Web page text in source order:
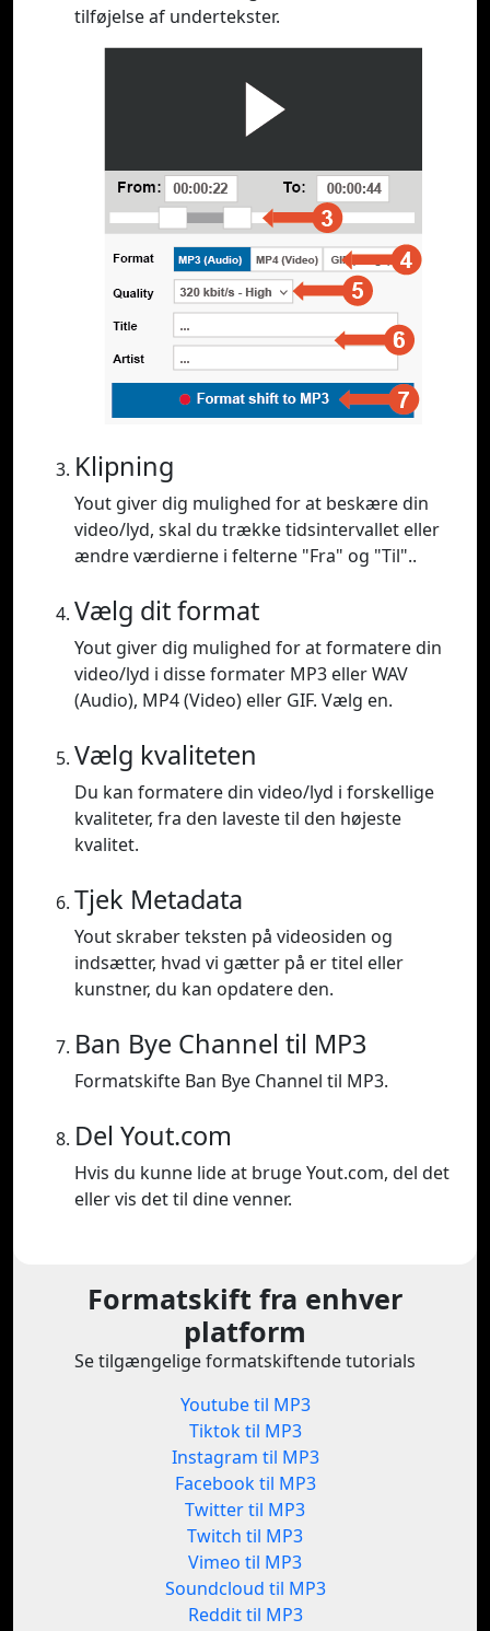
tilføjelse af undertekster.
Klipning
Yout giver dig mulighed for at beskære din
video/lyd, skal du trække tidsintervallet eller
ændre værdierne i felterne "Fra" og "Til"..
Vælg dit format
Yout giver dig mulighed for at formatere din
video/lyd i disse formater MP3 eller WAV
(Audio), MP4 (Video) eller GIF. Vælg en.
Vælg kvaliteten
Du kan formatere din video/lyd i forskellige
kvaliteter, fra den laveste til den højeste
kvalitet.
Tjek Metadata
Yout skraber teksten på videosiden og
indsætter, hvad vi gætter på er titel eller
kunstner, du kan opdatere den.
Ban Bye Channel til MP3
Formatskifte Ban Bye Channel til MP3.
Del Yout.com
Hvis du kunne lide at bruge Yout.com, del det
eller vis det til dine venner.
Formatskift fra enhver
platform
Se tilgængelige formatskiftende tutorials
Youtube til MP3
Tiktok til MP3
Instagram til MP3
Facebook til MP3
Twitter til MP3
Twitch til MP3
Vimeo til MP3
Soundcloud til MP3
Reddit til MP3